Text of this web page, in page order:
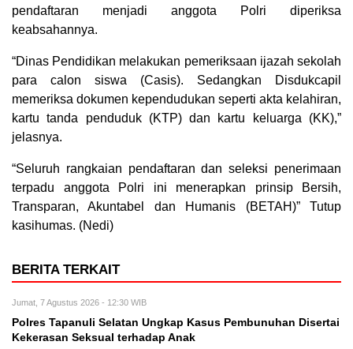
pendaftaran menjadi anggota Polri diperiksa
keabsahannya.
“Dinas Pendidikan melakukan pemeriksaan ijazah sekolah
para calon siswa (Casis). Sedangkan Disdukcapil
memeriksa dokumen kependudukan seperti akta kelahiran,
kartu tanda penduduk (KTP) dan kartu keluarga (KK),”
jelasnya.
“Seluruh rangkaian pendaftaran dan seleksi penerimaan
terpadu anggota Polri ini menerapkan prinsip Bersih,
Transparan, Akuntabel dan Humanis (BETAH)” Tutup
kasihumas. (Nedi)
BERITA TERKAIT
Jumat, 7 Agustus 2026 - 12:30 WIB
Polres Tapanuli Selatan Ungkap Kasus Pembunuhan Disertai
Kekerasan Seksual terhadap Anak